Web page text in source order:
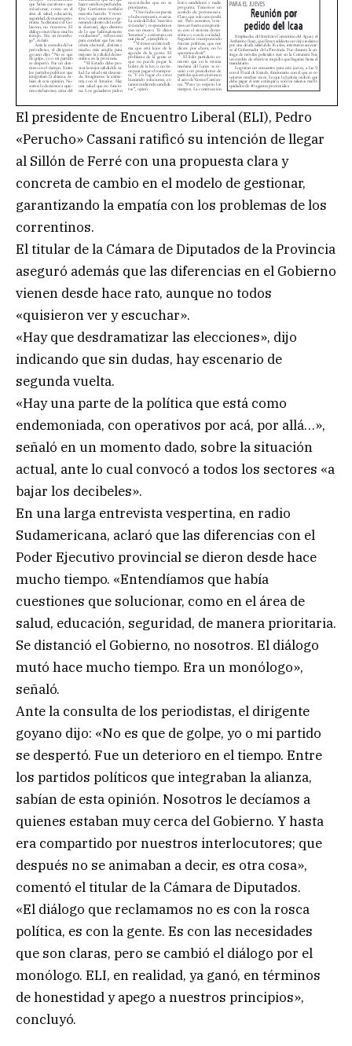
El presidente de Encuentro Liberal (ELI), Pedro
«Perucho» Cassani ratificó su intención de llegar
al Sillón de Ferré con una propuesta clara y
concreta de cambio en el modelo de gestionar,
garantizando la empatía con los problemas de los
correntinos.
El titular de la Cámara de Diputados de la Provincia
aseguró además que las diferencias en el Gobierno
vienen desde hace rato, aunque no todos
«quisieron ver y escuchar».
«Hay que desdramatizar las elecciones», dijo
indicando que sin dudas, hay escenario de
segunda vuelta.
«Hay una parte de la política que está como
endemoniada, con operativos por acá, por allá…»,
señaló en un momento dado, sobre la situación
actual, ante lo cual convocó a todos los sectores «a
bajar los decibeles».
En una larga entrevista vespertina, en radio
Sudamericana, aclaró que las diferencias con el
Poder Ejecutivo provincial se dieron desde hace
mucho tiempo. «Entendíamos que había
cuestiones que solucionar, como en el área de
salud, educación, seguridad, de manera prioritaria.
Se distanció el Gobierno, no nosotros. El diálogo
mutó hace mucho tiempo. Era un monólogo»,
señaló.
Ante la consulta de los periodistas, el dirigente
goyano dijo: «No es que de golpe, yo o mi partido
se despertó. Fue un deterioro en el tiempo. Entre
los partidos políticos que integraban la alianza,
sabían de esta opinión. Nosotros le decíamos a
quienes estaban muy cerca del Gobierno. Y hasta
era compartido por nuestros interlocutores; que
después no se animaban a decir, es otra cosa»,
comentó el titular de la Cámara de Diputados.
«El diálogo que reclamamos no es con la rosca
política, es con la gente. Es con las necesidades
que son claras, pero se cambió el diálogo por el
monólogo. ELI, en realidad, ya ganó, en términos
de honestidad y apego a nuestros principios»,
concluyó.